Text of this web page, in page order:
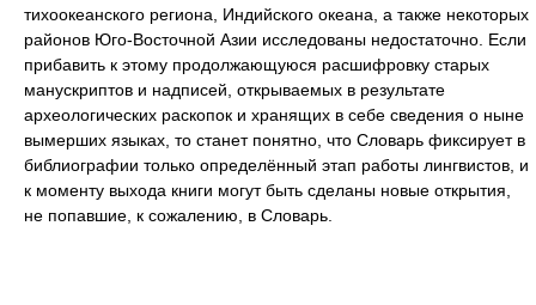
тихоокеанского региона, Индийского океана, а также некоторых
районов Юго-Восточной Азии исследованы недостаточно. Если
прибавить к этому продолжающуюся расшифровку старых
манускриптов и надписей, открываемых в результате
археологических раскопок и хранящих в себе сведения о ныне
вымерших языках, то станет понятно, что Словарь фиксирует в
библиографии только определённый этап работы лингвистов, и
к моменту выхода книги могут быть сделаны новые открытия,
не попавшие, к сожалению, в Словарь.